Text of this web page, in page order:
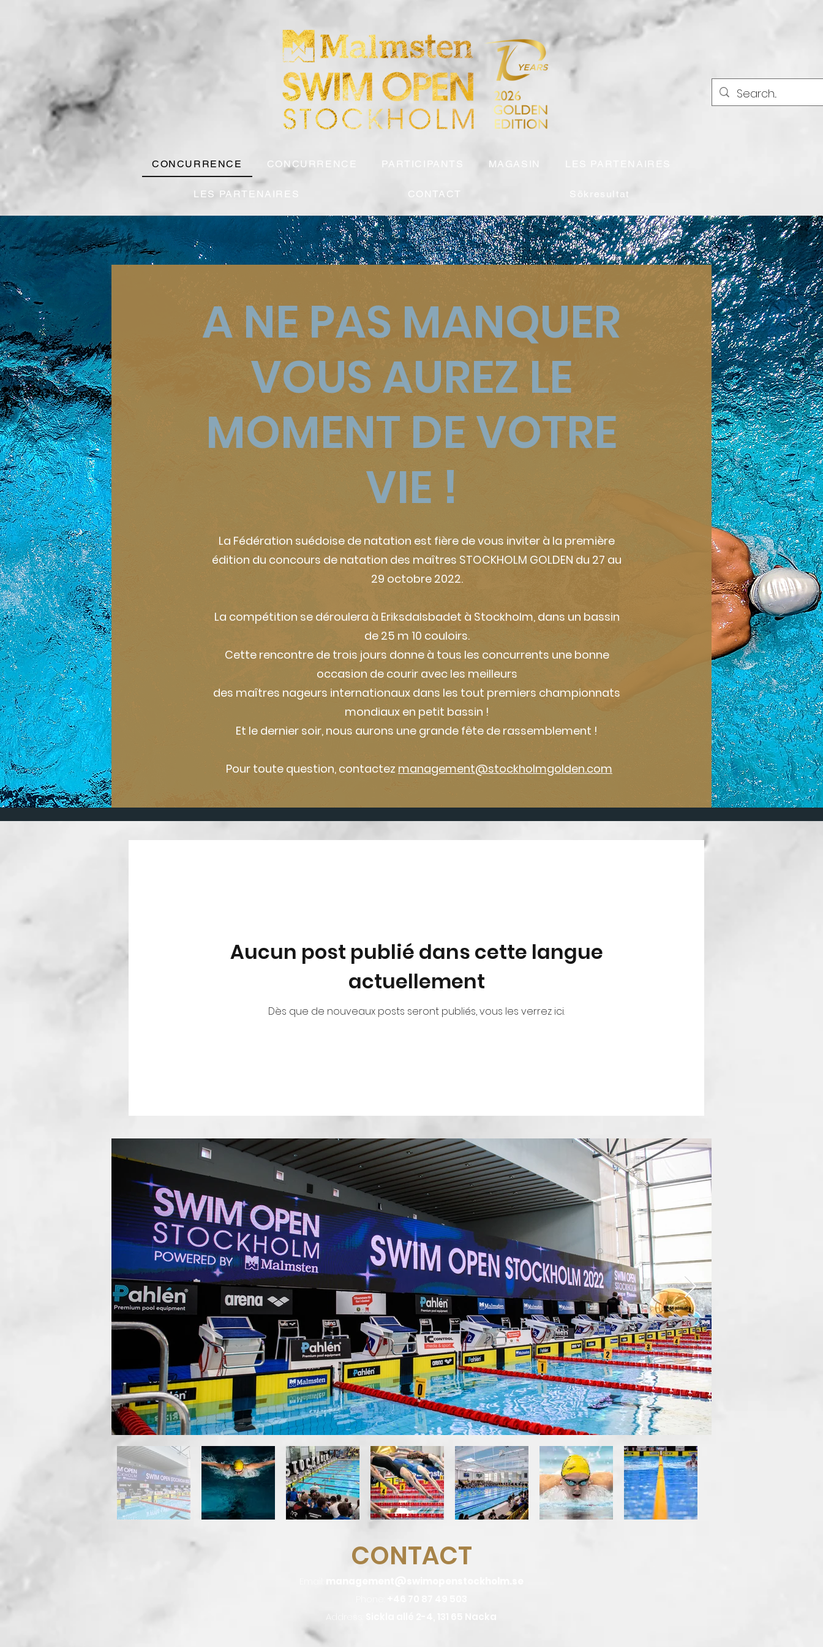
CONCURRENCE CONCURRENCE PARTICIPANTS MAGASIN LES PARTENAIRES
LES PARTENAIRES CONTACT Sökresultat
A NE PAS MANQUER
VOUS AUREZ LE
MOMENT DE VOTRE
VIE !
La Fédération suédoise de natation est fière de vous inviter à la première
édition du concours de natation des maîtres STOCKHOLM GOLDEN du 27 au
29 octobre 2022.
La compétition se déroulera à Eriksdalsbadet à Stockholm, dans un bassin
de 25 m 10 couloirs.
Cette rencontre de trois jours donne à tous les concurrents une bonne
occasion de courir avec les meilleurs
des maîtres nageurs internationaux dans les tout premiers championnats
mondiaux en petit bassin !
Et le dernier soir, nous aurons une grande fête de rassemblement !
Pour toute question, contactez management@stockholmgolden.com
Aucun post publié dans cette langue
actuellement
Dès que de nouveaux posts seront publiés, vous les verrez ici.
CONTACT